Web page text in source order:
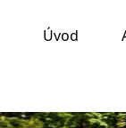
funkčnosti
Úvod